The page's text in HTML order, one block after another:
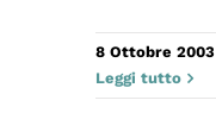
8 Ottobre 2003
Leggi tutto